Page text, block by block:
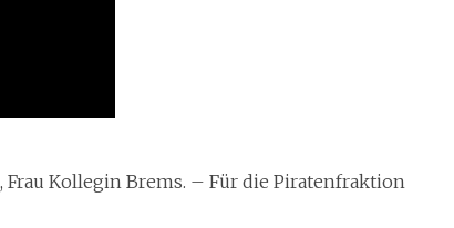
Frau Kollegin Brems. – Für die Piratenfraktion